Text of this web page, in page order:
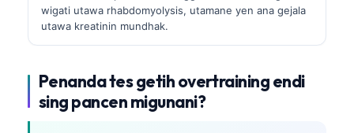
wigati utawa rhabdomyolysis, utamane yen ana gejala
utawa kreatinin mundhak.
Penanda tes getih overtraining endi
sing pancen migunani?
ພາສາລາວ
Cebuano
Кыргызча
Татар теле